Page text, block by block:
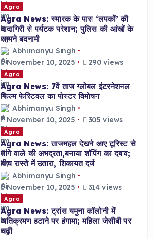
Agra
Agra News: स्मारक के पास ‘लपकों’ की
दादागिरी से पर्यटक परेशान; पुलिस की आंखों के
सामने बदनामी
Abhimanyu Singh
November 10, 2025
290 views
Agra
Agra News: 7वें ताज ग्लोबल इंटरनेशनल
फिल्म फेस्टिवल का पोस्टर विमोचन
Abhimanyu Singh
November 10, 2025
305 views
Agra
Agra News: ताजमहल देखने आए टूरिस्ट से
तांगे वाले की अभद्रता,बनाया शॉपिंग का दबाव;
बीच रास्ते में उतारा, शिकायत दर्ज
Abhimanyu Singh
November 10, 2025
314 views
Agra
Agra News: ट्रांस यमुना कॉलोनी में
अतिक्रमण हटाने पर हंगामा; महिला जेसीबी पर
चढ़ी